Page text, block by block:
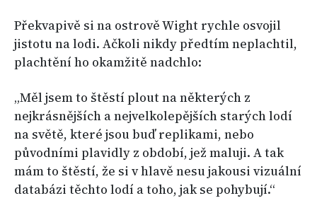
Překvapivě si na ostrově Wight rychle osvojil
jistotu na lodi. Ačkoli nikdy předtím neplachtil,
plachtění ho okamžitě nadchlo:
„Měl jsem to štěstí plout na některých z
nejkrásnějších a nejvelkolepějších starých lodí
na světě, které jsou buď replikami, nebo
původními plavidly z období, jež maluji. A tak
mám to štěstí, že si v hlavě nesu jakousi vizuální
databázi těchto lodí a toho, jak se pohybují.“